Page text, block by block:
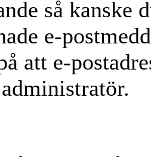
så kanske
e-
att e-